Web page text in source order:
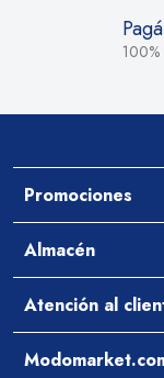
Promociones
Almacén
Arroz y
Pastas Secas y
Atención al
Cómo comprar